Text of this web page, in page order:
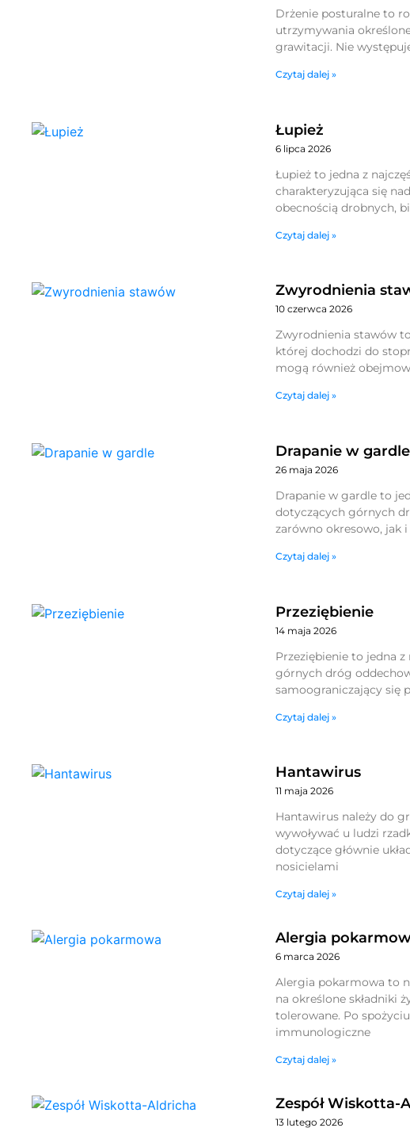
Drżenie posturalne to
utrzymywania
grawitacji. Nie
Czytaj dalej »
Łupież
6 lipca 2026
Łupież to jedna z
charakteryzująca się
obecnością drobnych,
Czytaj dalej »
Zwyrodnienia
10 czerwca 2026
Zwyrodnienia stawów
której dochodzi do
mogą również
Czytaj dalej »
Drapanie w gardle
26 maja 2026
Drapanie w gardle to
dotyczących górnych
zarówno okresowo, jak
Czytaj dalej »
Przeziębienie
14 maja 2026
Przeziębienie to jedna
górnych dróg
samoograniczający się
Czytaj dalej »
Hantawirus
11 maja 2026
Hantawirus należy do
wywoływać u ludzi
dotyczące głównie
nosicielami
Czytaj dalej »
Alergia
6 marca 2026
Alergia pokarmowa to
na określone składniki
tolerowane. Po
immunologiczne
Czytaj dalej »
Zespół Wiskotta-
13 lutego 2026